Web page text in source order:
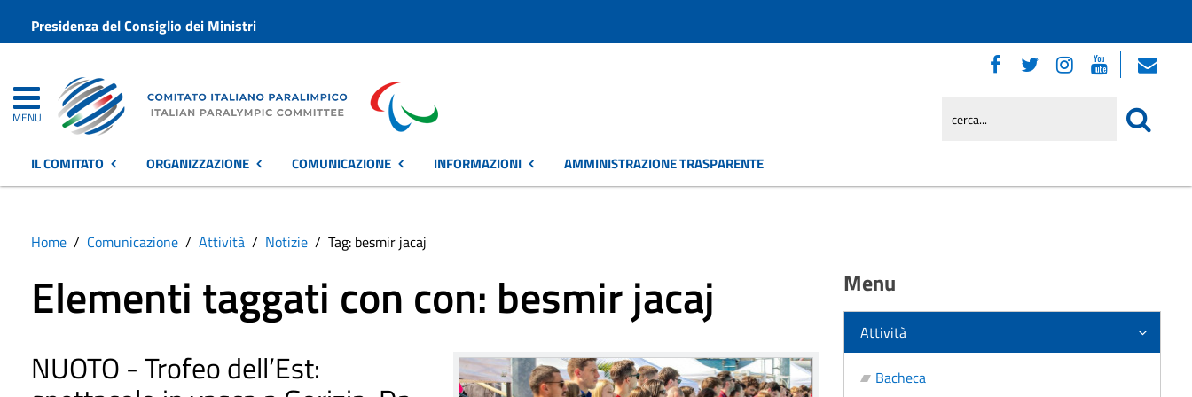
Presidenza del Consiglio dei Ministri
MENU
IL COMITATO ORGANIZZAZIONE COMUNICAZIONE INFORMAZIONI AMMINISTRAZIONE TRASPARENTE
Home Comunicazione Attività Notizie Tag: besmir jacaj
Elementi taggati con con: besmir jacaj
NUOTO - Trofeo dell’Est:
Menu
Attività
Bacheca